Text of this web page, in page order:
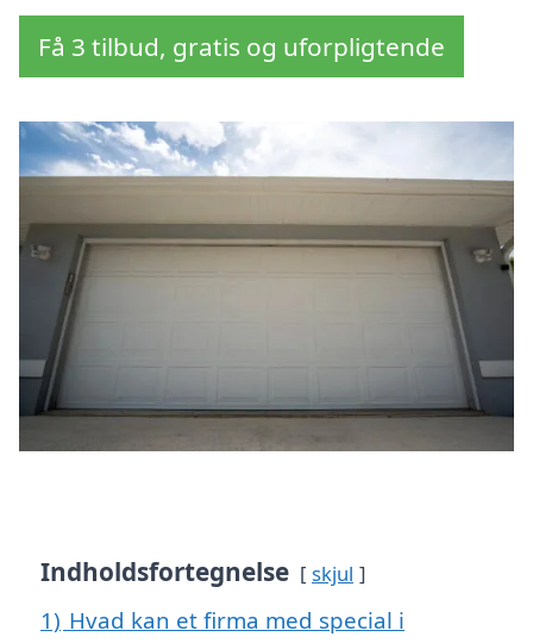
Få 3 tilbud, gratis og uforpligtende
Indholdsfortegnelse skjul
1) Hvad kan et firma med special i